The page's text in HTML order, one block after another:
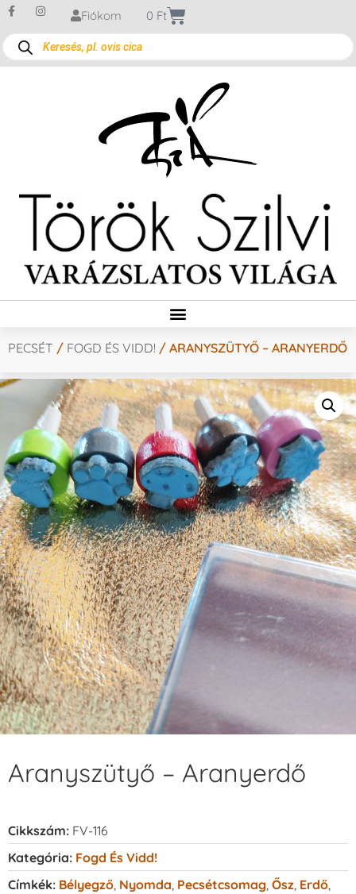
Fiókom 0 Ft
PECSÉT / FOGD ÉS VIDD! / ARANYSZÜTYŐ – ARANYERDŐ
Aranyszütyő – Aranyerdő
Cikkszám: FV-116
Kategória: Fogd És Vidd!
Címkék: Bélyegző Nyomda Pecsétcsomag Ősz Erdő